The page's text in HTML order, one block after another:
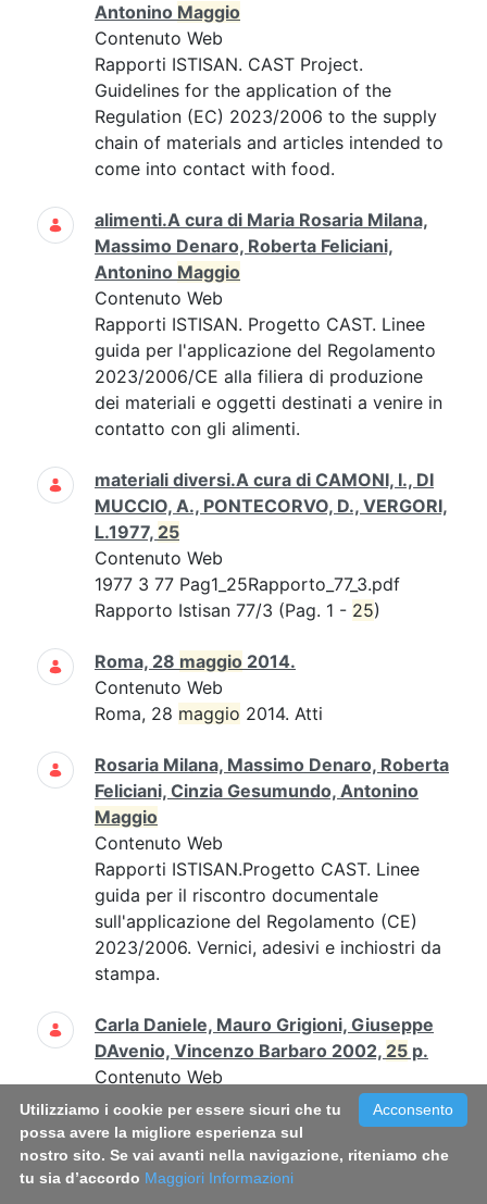
Antonino Maggio
Contenuto Web
Rapporti ISTISAN. CAST Project.
Guidelines for the application of the
Regulation (EC) 2023/2006 to the supply
chain of materials and articles intended to
come into contact with food.
alimenti.A cura di Maria Rosaria Milana,
Massimo Denaro, Roberta Feliciani,
Antonino Maggio
Contenuto Web
Rapporti ISTISAN. Progetto CAST. Linee
guida per l'applicazione del Regolamento
2023/2006/CE alla filiera di produzione
dei materiali e oggetti destinati a venire in
contatto con gli alimenti.
materiali diversi.A cura di CAMONI, I., DI
MUCCIO, A., PONTECORVO, D., VERGORI,
L.1977, 25
Contenuto Web
1977 3 77 Pag1_25Rapporto_77_3.pdf
Rapporto Istisan 77/3 (Pag. 1 - 25)
Roma, 28 maggio 2014.
Contenuto Web
Roma, 28 maggio 2014. Atti
Rosaria Milana, Massimo Denaro, Roberta
Feliciani, Cinzia Gesumundo, Antonino
Maggio
Contenuto Web
Rapporti ISTISAN.Progetto CAST. Linee
guida per il riscontro documentale
sull'applicazione del Regolamento (CE)
2023/2006. Vernici, adesivi e inchiostri da
stampa.
Carla Daniele, Mauro Grigioni, Giuseppe
DAvenio, Vincenzo Barbaro 2002, 25 p.
Contenuto Web
Carla Daniele, Mauro Grigioni, Giuseppe
D'Avenio, Vincenzo Barbaro 2002,25
p....Carla Daniele, Mauro Grigioni,
Giuseppe D'Avenio, Vincenzo Barbaro
Acconsento
Utilizziamo i cookie per essere sicuri che tu
possa avere la migliore esperienza sul
nostro sito. Se vai avanti nella navigazione, riteniamo che
tu sia d’accordo Maggiori Informazioni